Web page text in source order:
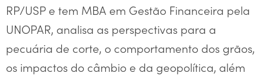
RP/USP e tem MBA em Gestão Financeira pela
UNOPAR, analisa as perspectivas para a
pecuária de corte, o comportamento dos grãos,
os impactos do câmbio e da geopolítica, além